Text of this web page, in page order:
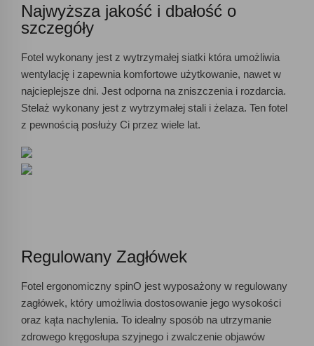
Najwyższa jakość i dbałość o
szczegóły
Fotel wykonany jest z wytrzymałej siatki która umożliwia
wentylację i zapewnia komfortowe użytkowanie, nawet w
najcieplejsze dni. Jest odporna na zniszczenia i rozdarcia.
Stelaż wykonany jest z wytrzymałej stali i żelaza. Ten fotel
z pewnością posłuży Ci przez wiele lat.
Regulowany Zagłówek
Fotel ergonomiczny spinO jest wyposażony w regulowany
zagłówek, który umożliwia dostosowanie jego wysokości
oraz kąta nachylenia. To idealny sposób na utrzymanie
zdrowego kręgosłupa szyjnego i zwalczenie objawów